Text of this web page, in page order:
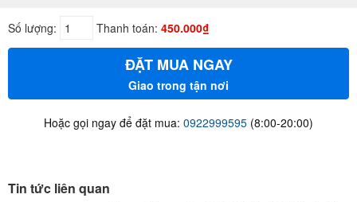
Số lượng: Thanh toán: 450.000₫
ĐẶT MUA NGAY
Giao trong tận nơi
Hoặc gọi ngay để đặt mua: 0922999595 (8:00-20:00)
Tin tức liên quan